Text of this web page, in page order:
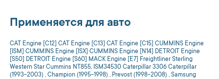
Применяется для авто
CAT Engine [C12] CAT Engine [C13] CAT Engine [C15] CUMMINS Engine
[ISM] CUMMINS Engine [ISX] CUMMINS Engine [N14] DETROIT Engine
[S50] DETROIT Engine [S60] MACK Engine [E7] Freightliner Sterling
Western Star Cummins NT855, ISM34530 Caterpillar 3306 Caterpillar
(1993-2003) , Champion (1995-1998) , Prevost (1998-2008) , Samsung